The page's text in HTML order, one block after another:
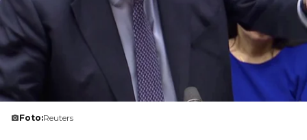
Foto:Reuters